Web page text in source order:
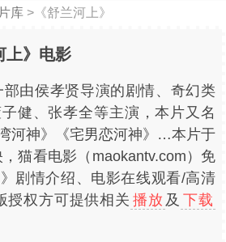
库>《舒兰河上》
上》电影
部由侯孝贤导演的剧情、奇幻类
健、张孝全等主演，本片又名
河神》《宅男恋河神》…本片于
猫看电影（maokantv.com）免
剧情介绍、电影在线观看/高清
授权方可提供相关 播放 及 下载